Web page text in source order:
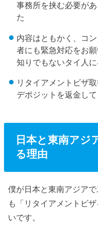
事務所を挟む必要が
た
内容はともかく、コ
者にも緊急対応をお
知りでもないタイ人
リタイアメントビザ
デポジットを返金し
日本と東南アジ
る理由
僕が日本と東南アジア
も「リタイアメントビ
いです。